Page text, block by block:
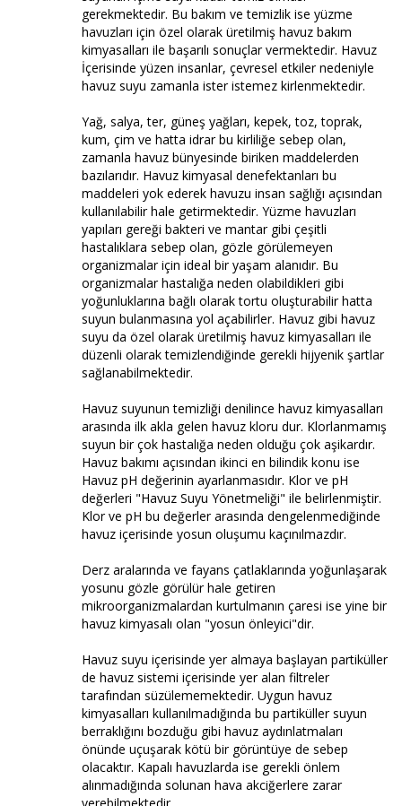
gerekmektedir. Bu bakım ve temizlik ise yüzme
havuzları için özel olarak üretilmiş havuz bakım
kimyasalları ile başarılı sonuçlar vermektedir. Havuz
İçerisinde yüzen insanlar, çevresel etkiler nedeniyle
havuz suyu zamanla ister istemez kirlenmektedir.
Yağ, salya, ter, güneş yağları, kepek, toz, toprak,
kum, çim ve hatta idrar bu kirliliğe sebep olan,
zamanla havuz bünyesinde biriken maddelerden
bazılarıdır. Havuz kimyasal denefektanları bu
maddeleri yok ederek havuzu insan sağlığı açısından
kullanılabilir hale getirmektedir. Yüzme havuzları
yapıları gereği bakteri ve mantar gibi çeşitli
hastalıklara sebep olan, gözle görülemeyen
organizmalar için ideal bir yaşam alanıdır. Bu
organizmalar hastalığa neden olabildikleri gibi
yoğunluklarına bağlı olarak tortu oluşturabilir hatta
suyun bulanmasına yol açabilirler. Havuz gibi havuz
suyu da özel olarak üretilmiş havuz kimyasalları ile
düzenli olarak temizlendiğinde gerekli hijyenik şartlar
sağlanabilmektedir.
Havuz suyunun temizliği denilince havuz kimyasalları
arasında ilk akla gelen havuz kloru dur. Klorlanmamış
suyun bir çok hastalığa neden olduğu çok aşikardır.
Havuz bakımı açısından ikinci en bilindik konu ise
Havuz pH değerinin ayarlanmasıdır. Klor ve pH
değerleri "Havuz Suyu Yönetmeliği" ile belirlenmiştir.
Klor ve pH bu değerler arasında dengelenmediğinde
havuz içerisinde yosun oluşumu kaçınılmazdır.
Derz aralarında ve fayans çatlaklarında yoğunlaşarak
yosunu gözle görülür hale getiren
mikroorganizmalardan kurtulmanın çaresi ise yine bir
havuz kimyasalı olan "yosun önleyici"dir.
Havuz suyu içerisinde yer almaya başlayan partiküller
de havuz sistemi içerisinde yer alan filtreler
tarafından süzülememektedir. Uygun havuz
kimyasalları kullanılmadığında bu partiküller suyun
berraklığını bozduğu gibi havuz aydınlatmaları
önünde uçuşarak kötü bir görüntüye de sebep
olacaktır. Kapalı havuzlarda ise gerekli önlem
alınmadığında solunan hava akciğerlere zarar